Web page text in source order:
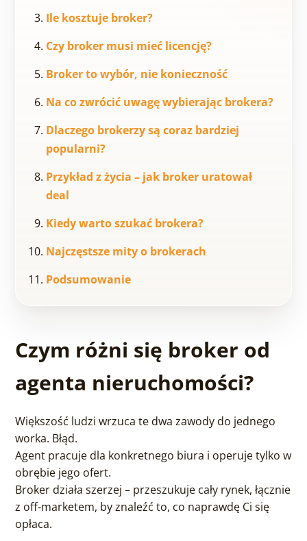
Ile kosztuje broker?
Czy broker musi mieć licencję?
Broker to wybór, nie konieczność
Na co zwrócić uwagę wybierając brokera?
Dlaczego brokerzy są coraz bardziej
popularni?
Przykład z życia – jak broker uratował
deal
Kiedy warto szukać brokera?
Najczęstsze mity o brokerach
Podsumowanie
Czym różni się broker od
agenta nieruchomości?
Większość ludzi wrzuca te dwa zawody do jednego
worka. Błąd.
Agent pracuje dla konkretnego biura i operuje tylko w
obrębie jego ofert.
Broker działa szerzej – przeszukuje cały rynek, łącznie
z off‑marketem, by znaleźć to, co naprawdę Ci się
opłaca.